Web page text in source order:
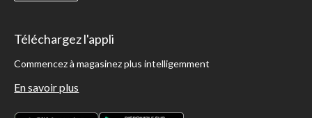
Téléchargez l'appli
Commencez à magasinez plus intelligemment
En savoir plus